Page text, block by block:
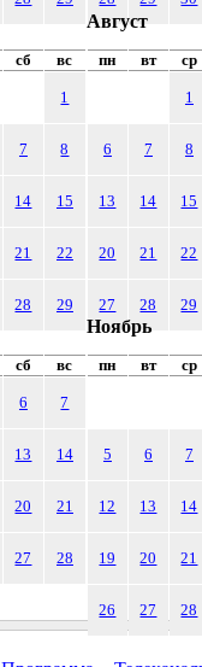
сб вс
1
7 8
14 15
21 22
28 29
Август
пн вт ср
1
6 7 8
13 14 15
20 21 22
27 28 29
сб вс
6 7
13 14
20 21
27 28
Ноябрь
пн вт ср
5 6 7
12 13 14
19 20 21
26 27 28